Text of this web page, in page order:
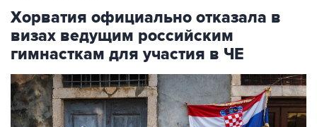
Хорватия официально отказала в
визах ведущим российским
гимнасткам для участия в ЧЕ